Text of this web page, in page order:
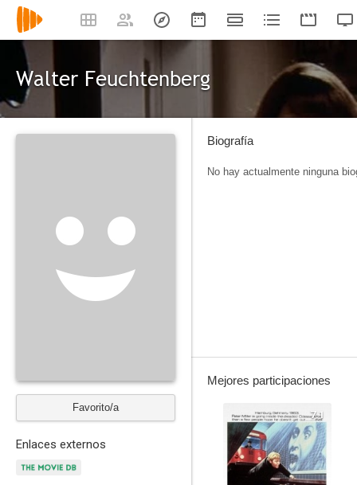
Walter Feuchtenberg
Favorito/a
Enlaces externos
Biografía
No hay actualmente ninguna
Mejores participaciones
7.1